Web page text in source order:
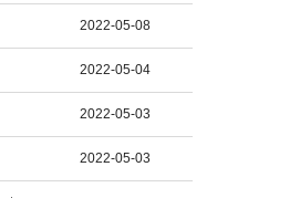
2022-05-08
2022-05-04
2022-05-03
2022-05-03